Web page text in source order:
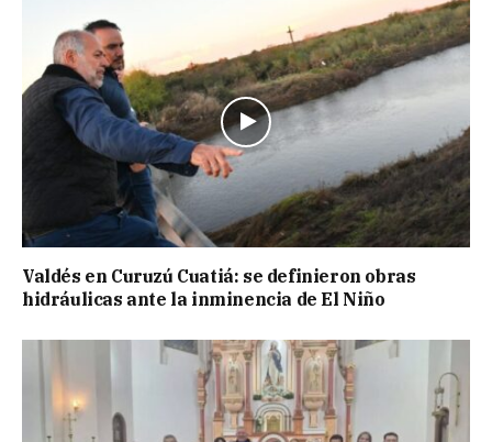
Valdés en Curuzú Cuatiá: se definieron obras
hidráulicas ante la inminencia de El Niño